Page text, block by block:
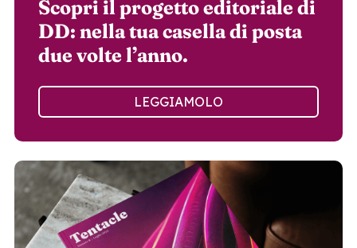
Scopri il progetto editoriale di
DD: nella tua casella di posta
due volte l’anno.
LEGGIAMOLO